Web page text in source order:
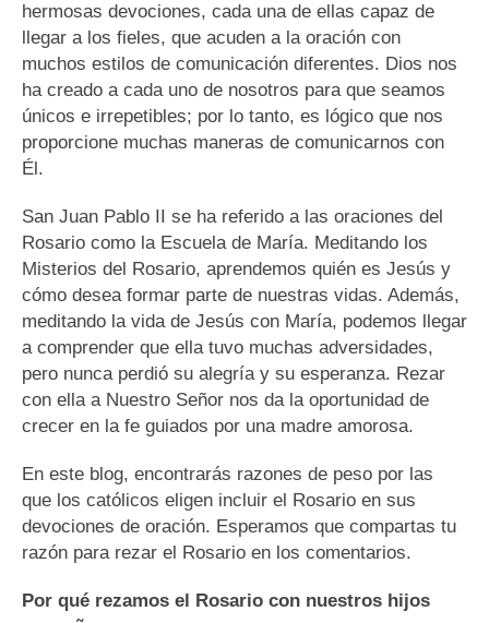
hermosas devociones, cada una de ellas capaz de
llegar a los fieles, que acuden a la oración con
muchos estilos de comunicación diferentes. Dios nos
ha creado a cada uno de nosotros para que seamos
únicos e irrepetibles; por lo tanto, es lógico que nos
proporcione muchas maneras de comunicarnos con
Él.
San Juan Pablo II se ha referido a las oraciones del
Rosario como la Escuela de María. Meditando los
Misterios del Rosario, aprendemos quién es Jesús y
cómo desea formar parte de nuestras vidas. Además,
meditando la vida de Jesús con María, podemos llegar
a comprender que ella tuvo muchas adversidades,
pero nunca perdió su alegría y su esperanza. Rezar
con ella a Nuestro Señor nos da la oportunidad de
crecer en la fe guiados por una madre amorosa.
En este blog, encontrarás razones de peso por las
que los católicos eligen incluir el Rosario en sus
devociones de oración. Esperamos que compartas tu
razón para rezar el Rosario en los comentarios.
Por qué rezamos el Rosario con nuestros hijos